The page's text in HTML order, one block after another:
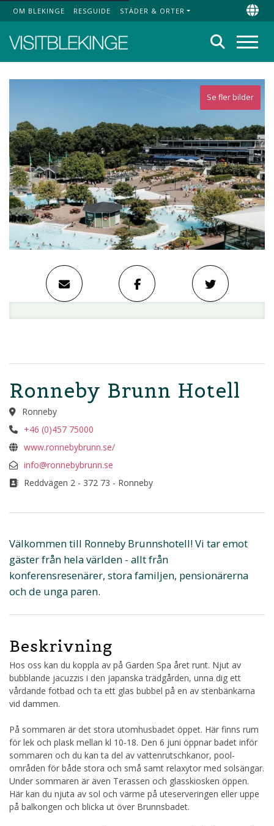
Top Menu
OM BLEKINGE RESGUIDE STÄDER & ORTER
Sök
Se fler bilder
Ronneby Brunn Hotell
Ronneby
+46 (0)457 75000
www.ronnebybrunn.se/
info@ronnebybrunn.se
Reddvägen 2 - 372 73 - Ronneby
Välkommen till Ronneby Brunnshotell! Vi tar emot
gäster från hela världen - allt från
konferensresenärer, stora familjen, pensionärerna
och de unga paren.
Beskrivning
Hos oss kan du koppla av på Garden Spa året runt. Njut av
bubblande jacuzzis i den japanska trädgården, unna dig ett
vårdande fotbad och ta ett glas bubbel på en av stenbänkarna
vid dammen.
På sommaren är det stora utomhusbadet öppet. Här finns rum
för lek och plask mellan kl 10-18. Den 6 juni öppnar badet inför
sommaren och du kan ta del av vattenrutschkanor, pool-
områden för både stora och små samt relaxytor med solsängar.
Under sommaren är även Terassen och glasskiosken öppen.
Här kan du njuta av sol och värme på uteserveringen eller uppe
på balkongen och blicka ut över Brunnsbadet.